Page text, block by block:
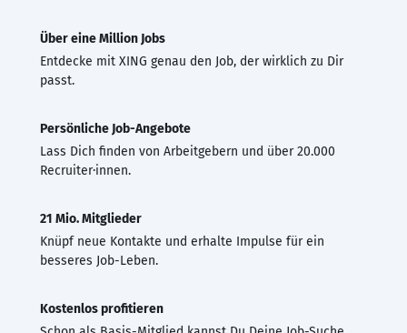
Über eine Million Jobs
Entdecke mit XING genau den Job, der wirklich zu Dir
passt.
Persönliche Job-Angebote
Lass Dich finden von Arbeitgebern und über 20.000
Recruiter·innen.
21 Mio. Mitglieder
Knüpf neue Kontakte und erhalte Impulse für ein
besseres Job-Leben.
Kostenlos profitieren